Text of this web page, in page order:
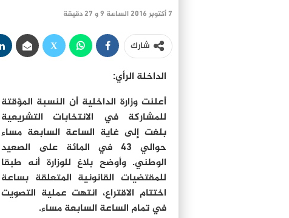
7 أكتوبر 2016 الساعة 9 و 27 دقيقة
شارك
الداخلة الرأي:
أعلنت وزارة الداخلية أن النسبة المؤقتة
للمشاركة في الانتخابات التشريعية
بلغت إلى غاية الساعة السابعة مساء
حوالي 43 في المائة على الصعيد
الوطني. وأوضح بلاغ للوزارة أنه طبقا
للمقتضيات القانونية المتعلقة بساعة
اختتام الاقتراع، انتهت عملية التصويت
في تمام الساعة السابعة مساء.